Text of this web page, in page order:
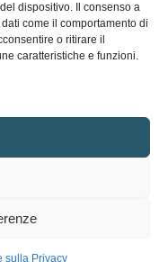
dispositivo. Il consenso a
come il comportamento di
o ritirare il
caratteristiche e funzioni.
sulla Privacy
riproduzione.
Cookie Policy (UE)